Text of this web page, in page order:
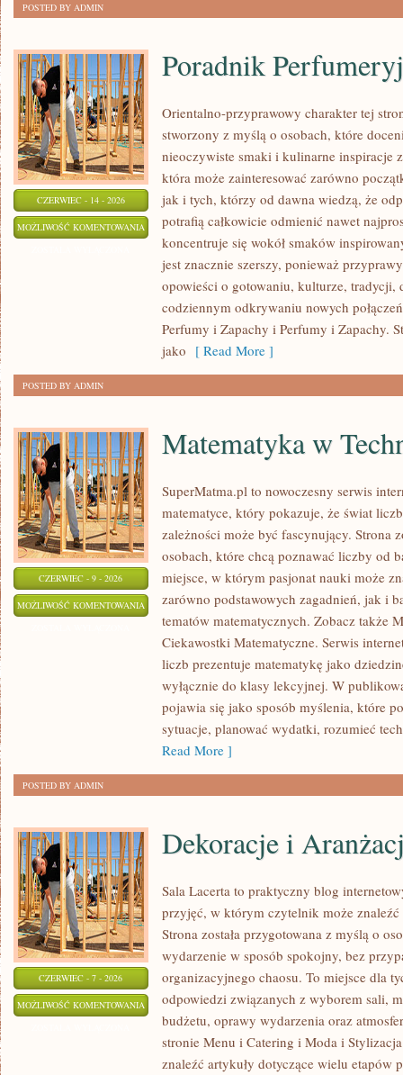
POSTED BY ADMIN
CZERWIEC - 14 - 2026
MOŻLIWOŚĆ KOMENTOWANIA PORADNIK
PERFUMERYJNY
Poradnik
Orientalno-przyprawowy charakter tej
stworzony z myślą o osobach, które
nieoczywiste smaki i kulinarne inspiracje
która może zainteresować zarówno
jak i tych, którzy od dawna wiedzą, że
potrafią całkowicie odmienić nawet
koncentruje się wokół smaków
jest znacznie szerszy, ponieważ
opowieści o gotowaniu, kulturze, tradycji,
codziennym odkrywaniu nowych
Perfumy i Zapachy i Perfumy i Zapachy.
jako [ Read More ]
POSTED BY ADMIN
CZERWIEC - 9 - 2026
MOŻLIWOŚĆ KOMENTOWANIA MATEMATYKA
TECHNOLOGII
NAUCE
Matematyka w
SuperMatma.pl to nowoczesny serwis
matematyce, który pokazuje, że świat
zależności może być fascynujący. Strona
osobach, które chcą poznawać liczby od
miejsce, w którym pasjonat nauki może
zarówno podstawowych zagadnień, jak i
tematów matematycznych. Zobacz także
Ciekawostki Matematyczne. Serwis
liczb prezentuje matematykę jako
wyłącznie do klasy lekcyjnej. W
pojawia się jako sposób myślenia, które
sytuacje, planować wydatki, rozumieć
Read More ]
POSTED BY ADMIN
CZERWIEC - 7 - 2026
MOŻLIWOŚĆ KOMENTOWANIA DEKORACJE
ARANŻACJE
Dekoracje i
Sala Lacerta to praktyczny blog
przyjęć, w którym czytelnik może
Strona została przygotowana z myślą o
wydarzenie w sposób spokojny, bez
organizacyjnego chaosu. To miejsce dla
odpowiedzi związanych z wyborem sali,
budżetu, oprawy wydarzenia oraz
stronie Menu i Catering i Moda i
znaleźć artykuły dotyczące wielu etapów